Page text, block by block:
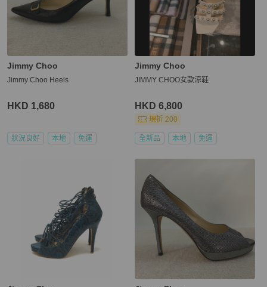
Jimmy Choo
Jimmy Choo Heels
HKD 1,680
狀況良好 本地 免運
Jimmy Choo
JIMMY CHOO女款涼鞋
HKD 6,800
現折 200
全新品 本地 免運